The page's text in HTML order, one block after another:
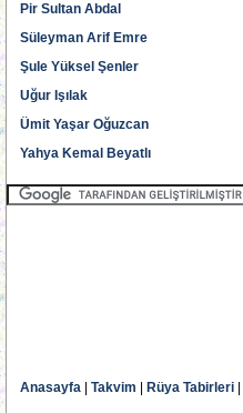
Pir Sultan Abdal
Süleyman Arif Emre
Şule Yüksel Şenler
Uğur Işılak
Ümit Yaşar Oğuzcan
Yahya Kemal Beyatlı
Anasayfa Takvim Rüya Tabirleri